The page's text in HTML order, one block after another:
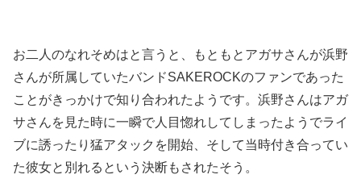
お二人のなれそめはと言うと、もともとアガサさんが浜野
さんが所属していたバンドSAKEROCKのファンであった
ことがきっかけで知り合われたようです。浜野さんはアガ
サさんを見た時に一瞬で人目惚れしてしまったようでライ
ブに誘ったり猛アタックを開始、そして当時付き合ってい
た彼女と別れるという決断もされたそう。